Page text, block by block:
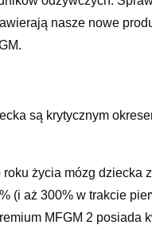
nasze nowe
są krytycznym
życia mózg dziecka
(i aż 300% w trakcie
MFGM 2 posiada